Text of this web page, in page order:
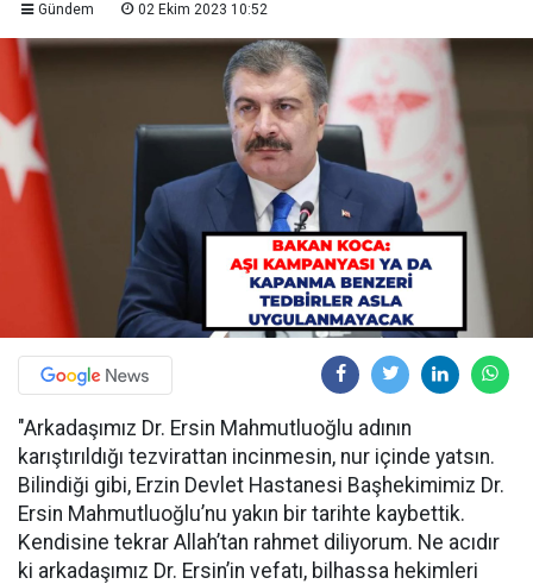
Gündem 02 Ekim 2023 10:52
"Arkadaşımız Dr. Ersin Mahmutluoğlu adının
karıştırıldığı tezvirattan incinmesin, nur içinde yatsın.
Bilindiği gibi, Erzin Devlet Hastanesi Başhekimimiz Dr.
Ersin Mahmutluoğlu’nu yakın bir tarihte kaybettik.
Kendisine tekrar Allah’tan rahmet diliyorum. Ne acıdır
ki arkadaşımız Dr. Ersin’in vefatı, bilhassa hekimleri